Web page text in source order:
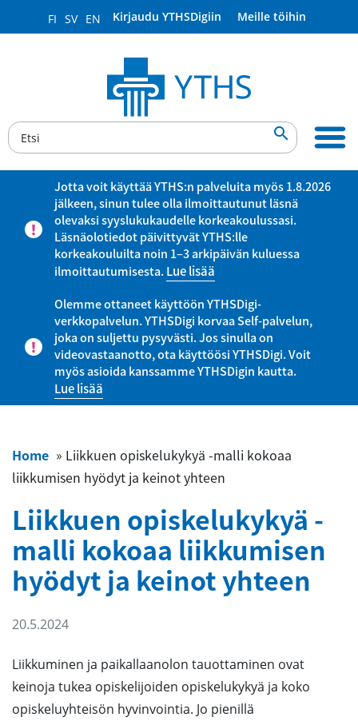
FI SV EN Kirjaudu YTHSDigiin Meille töihin

Jotta voit käyttää YTHS:n palveluita myös 1.8.2026
jälkeen, sinun tulee olla ilmoittautunut läsnä
olevaksi syyslukukaudelle korkeakoulussasi.
Läsnäolotiedot päivittyvät YTHS:lle
korkeakouluilta noin 1–3 arkipäivän kuluessa
ilmoittautumisesta.Lue lisää
Olemme ottaneet käyttöön YTHSDigi-
verkkopalvelun. YTHSDigi korvaa Self-palvelun,
joka on suljettu pysyvästi. Jos sinulla on
videovastaanotto, ota käyttöösi YTHSDigi. Voit
myös asioida kanssamme YTHSDigin kautta.
Lue lisää
Home » Liikkuen opiskelukykyä -malli kokoaa
liikkumisen hyödyt ja keinot yhteen
Liikkuen opiskelukykyä -
malli kokoaa liikkumisen
hyödyt ja keinot yhteen
20.5.2024
Liikkuminen ja paikallaanolon tauottaminen ovat
keinoja tukea opiskelijoiden opiskelukykyä ja koko
opiskeluyhteisön hyvinvointia. Jo pienillä